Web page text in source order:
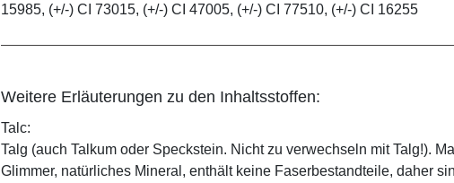
15985, (+/-) CI 73015, (+/-) CI 47005, (+/-) CI 77510, (+/-) CI 16255
Weitere Erläuterungen zu den Inhaltsstoffen:
Talc:
Talg (auch Talkum oder Speckstein. Nicht zu verwechseln mit Talg!).
Glimmer, natürliches Mineral, enthält keine Faserbestandteile, daher